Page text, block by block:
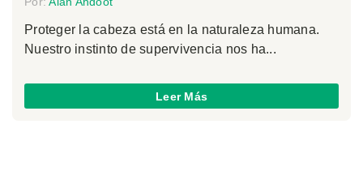
Proteger la cabeza está en la naturaleza humana.
Nuestro instinto de supervivencia nos ha...
Leer Más